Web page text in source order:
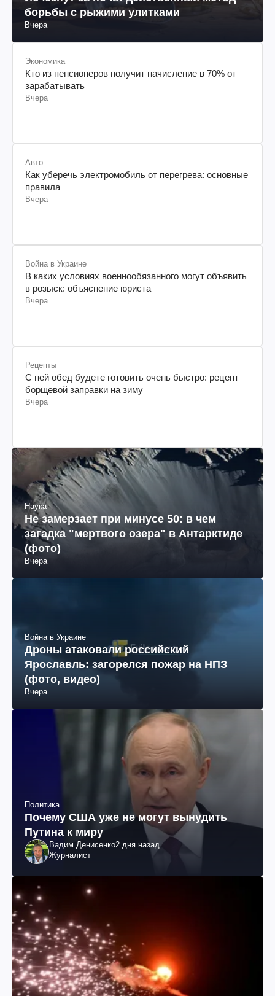
борьбы с рыжими улитками
Вчера
Экономика
Кто из пенсионеров получит начисление в 70% от
зарабатывать
Вчера
Авто
Как уберечь электромобиль от перегрева: основные
правила
Вчера
Война в Украине
В каких условиях военнообязанного могут объявить
в розыск: объяснение юриста
Вчера
Рецепты
С ней обед будете готовить очень быстро: рецепт
борщевой заправки на зиму
Вчера
Наука
Не замерзает при минусе 50: в чем
загадка "мертвого озера" в Антарктиде
(фото)
Вчера
Война в Украине
Дроны атаковали российский
Ярославль: загорелся пожар на НПЗ
(фото, видео)
Вчера
Политика
Почему США уже не могут вынудить
Путина к миру
Вадим Денисенко2 дня назад
Журналист